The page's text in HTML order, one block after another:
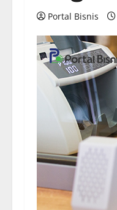
Portal Bisnis